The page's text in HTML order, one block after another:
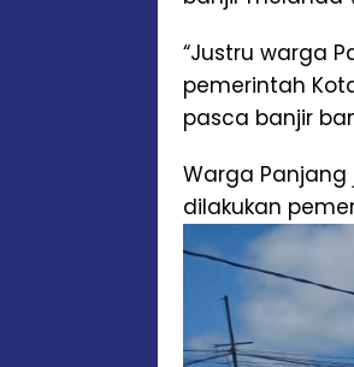
“Justru warga
pemerintah
pasca banjir
Warga
dilakukan